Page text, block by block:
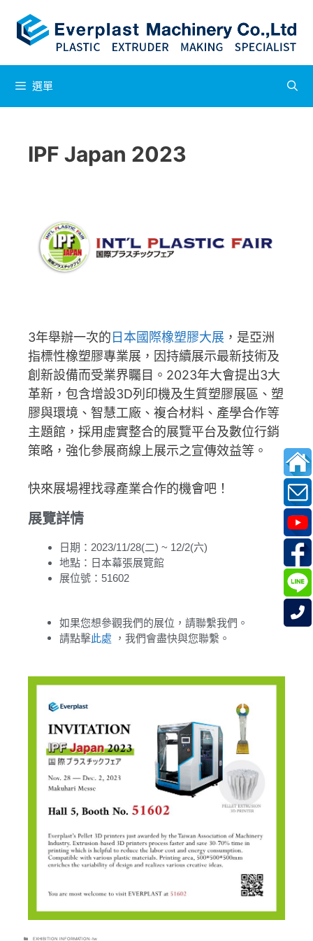
選單
IPF Japan 2023
3年舉辦一次的日本國際橡塑膠大展 ，是亞洲
指標性橡塑膠專業展，因持續展示最新技術及
創新設備而受業界矚目。2023年大會提出3大
革新，包含增設3D列印機及生質塑膠展區、塑
膠與環境、智慧工廠、複合材料、產學合作等
主題館，採用虛實整合的展覽平台及數位行銷
策略，強化參展商線上展示之宣傳效益等。
快來展場裡找尋產業合作的機會吧！
展覽詳情
日期：2023/11/28(二) ~ 12/2(六)
地點：日本幕張展覽館
展位號：51602
如果您想參觀我們的展位，請聯繫我們。
請點擊此處 ，我們會盡快與您聯繫。
EXHIBITION INFORMATION-tw